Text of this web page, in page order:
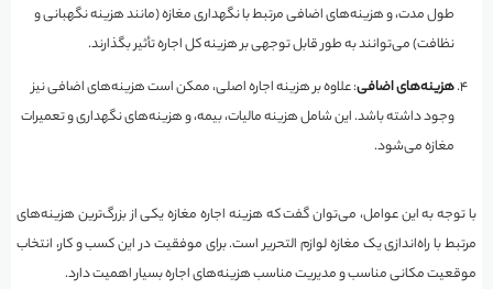
طول مدت، و هزینه‌های اضافی مرتبط با نگهداری مغازه (مانند هزینه نگهبانی و
نظافت) می‌توانند به طور قابل توجهی بر هزینه کل اجاره تأثیر بگذارند.
هزینه‌های اضافی: علاوه بر هزینه اجاره اصلی، ممکن است هزینه‌های اضافی نیز
وجود داشته باشد. این شامل هزینه مالیات، بیمه، و هزینه‌های نگهداری و تعمیرات
مغازه می‌شود.
با توجه به این عوامل، می‌توان گفت که هزینه اجاره مغازه یکی از بزرگ‌ترین هزینه‌های
مرتبط با راه‌اندازی یک مغازه لوازم التحریر است. برای موفقیت در این کسب و کار، انتخاب
موقعیت مکانی مناسب و مدیریت مناسب هزینه‌های اجاره بسیار اهمیت دارد.